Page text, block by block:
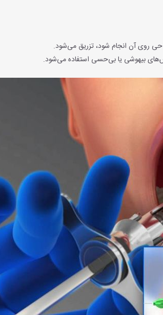
روی آن انجام شود، تزریق می‌شود.
بیهوشی یا بی‌حسی استفاده می‌شود.